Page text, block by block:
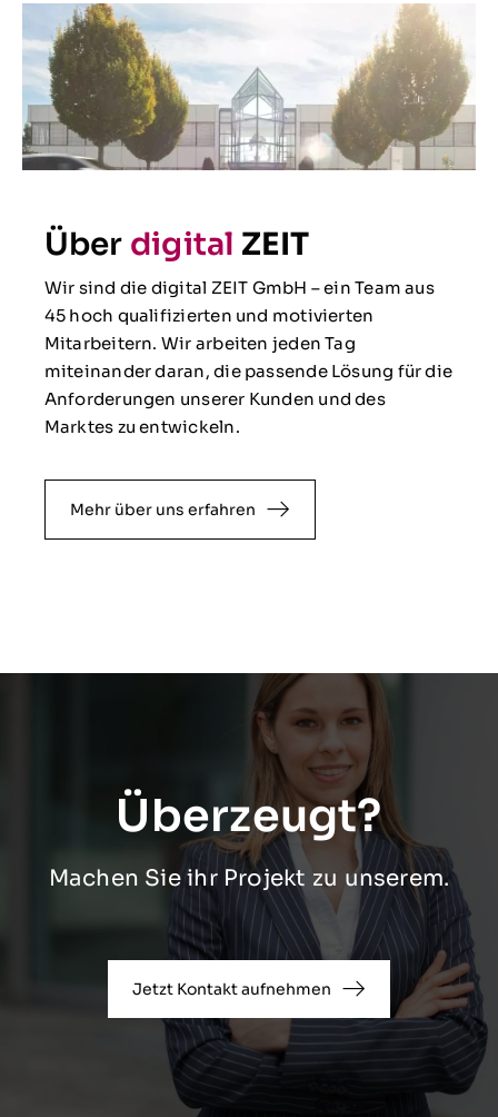
Über digital ZEIT
Wir sind die digital ZEIT GmbH – ein Team aus
45 hoch qualifizierten und motivierten
Mitarbeitern. Wir arbeiten jeden Tag
miteinander daran, die passende Lösung für die
Anforderungen unserer Kunden und des
Marktes zu entwickeln.
Mehr über uns erfahren
Überzeugt?
Machen Sie ihr Projekt zu unserem.
Jetzt Kontakt aufnehmen